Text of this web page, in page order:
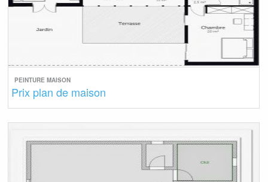
PEINTURE MAISON
Prix plan de maison